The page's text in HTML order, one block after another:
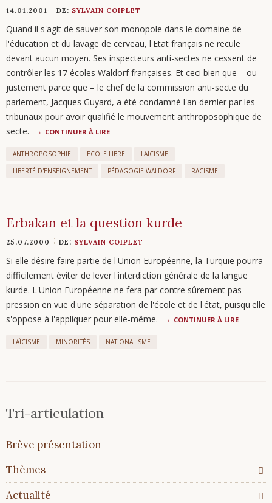
14.01.2001 DE: SYLVAIN COIPLET
Quand il s'agit de sauver son monopole dans le domaine de
l'éducation et du lavage de cerveau, l'Etat français ne recule
devant aucun moyen. Ses inspecteurs anti-sectes ne cessent de
contrôler les 17 écoles Waldorf françaises. Et ceci bien que – ou
justement parce que – le chef de la commission anti-secte du
parlement, Jacques Guyard, a été condamné l'an dernier par les
tribunaux pour avoir qualifié le mouvement anthroposophique de
secte.
CONTINUER À LIRE
ANTHROPOSOPHIE ECOLE LIBRE
LAÏCISME
LIBERTÉ D'ENSEIGNEMENT
PÉDAGOGIE WALDORF RACISME
Erbakan et la question kurde
25.07.2000 DE: SYLVAIN COIPLET
Si elle désire faire partie de l'Union Européenne, la Turquie pourra
difficilement éviter de lever l'interdiction générale de la langue
kurde. L'Union Européenne ne fera par contre sûrement pas
pression en vue d'une séparation de l'école et de l'état, puisqu'elle
s'oppose à l'appliquer pour elle-même.
CONTINUER À LIRE
LAÏCISME MINORITÉS NATIONALISME
Tri-articulation
Aller
au
contenu
Brève présentation
Thèmes
Actualité